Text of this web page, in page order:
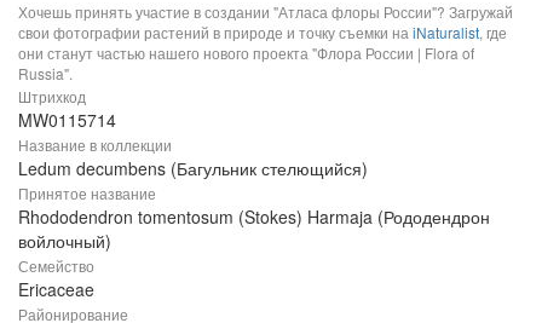
Хочешь принять участие в создании "Атласа флоры России"? Загружай
свои фотографии растений в природе и точку съемки на iNaturalist, где
они станут частью нашего нового проекта "Флора России | Flora of
Russia".
Штрихкод
MW0115714
Название в коллекции
Ledum decumbens (Багульник стелющийся)
Принятое название
Rhododendron tomentosum (Stokes) Harmaja (Рододендрон
войлочный)
Семейство
Ericaceae
Районирование